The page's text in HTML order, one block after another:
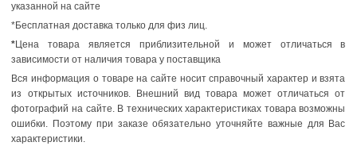
указанной на сайте
*Бесплатная доставка только для физ лиц.
*Цена товара является приблизительной и может отличаться в
зависимости от наличия товара у поставщика
Вся информация о товаре на сайте носит справочный характер и взята
из открытых источников. Внешний вид товара может отличаться от
фотографий на сайте. В технических характеристиках товара возможны
ошибки. Поэтому при заказе обязательно уточняйте важные для Вас
характеристики.